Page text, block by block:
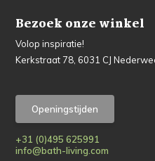
Bezoek onze winkel
Volop inspiratie!
Kerkstraat 78, 6031 CJ
Openingstijden
+31 (0)495 625991
info@bath-living.com